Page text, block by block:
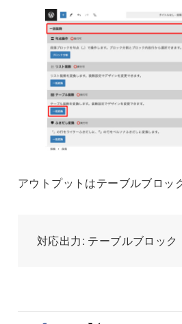
アウトプットはテーブルブロッ
対応出力: テーブルブロック